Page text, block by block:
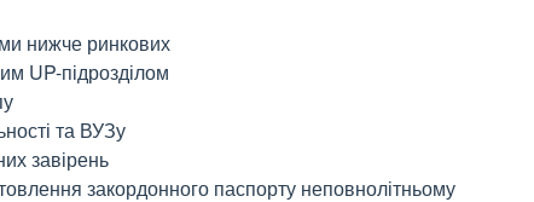
нижче ринкових
UP-підрозділом
та ВУЗу
завірень
закордонного паспорту неповнолітньому